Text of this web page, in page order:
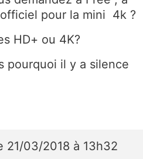
pour la mini 4k ?
HD+ ou 4K?
pourquoi il y a silence
21/03/2018 à 13h32